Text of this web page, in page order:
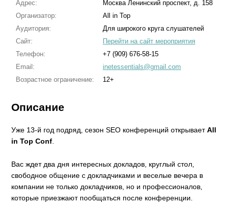
Адрес:
Москва Ленинский проспект, д. 158
Организатор:
All in Top
Аудитория:
Для широкого круга слушателей
Сайт:
Перейти на сайт мероприятия
Телефон:
+7 (909) 676-58-15
Email:
inetessentials@gmail.com
Возрастное ограничение:
12+
Описание
Уже 13-й год подряд, сезон SEO конференций открываетAll
in Top Conf.
Вас ждет два дня интересных докладов, круглый стол,
свободное общение с докладчиками и веселые вечера в
компании не только докладчиков, но и профессионалов,
которые приезжают пообщаться после конференции.